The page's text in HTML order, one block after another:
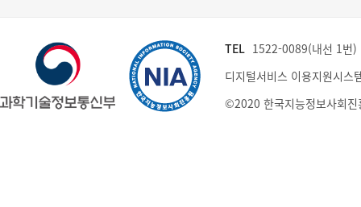
TEL 1522-0089(내선 1번
디지털서비스 이용지원시스
©2020 한국지능정보사회진